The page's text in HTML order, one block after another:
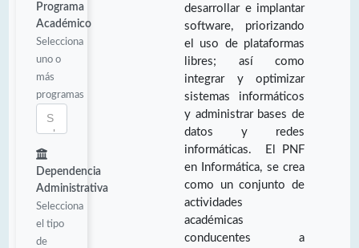
Programa
Académico
Selecciona
uno o
más
programas
Dependencia
Administrativa
Selecciona
el tipo
de
desarrollar e implantar
software, priorizando
el uso de plataformas
libres; así como
integrar y optimizar
sistemas informáticos
y administrar bases de
datos y redes
informáticas. El PNF
en Informática, se crea
como un conjunto de
actividades
académicas
conducentes a